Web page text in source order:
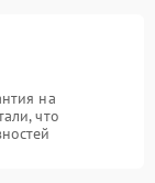
на
что